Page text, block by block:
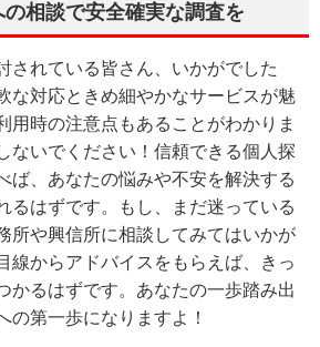
相談で安全確実な調査を
されている皆さん、いかがでした
な対応ときめ細やかなサービスが魅
用時の注意点もあることがわかりま
ないでください！信頼できる個人探
ば、あなたの悩みや不安を解決する
るはずです。もし、まだ迷っている
所や興信所に相談してみてはいかが
線からアドバイスをもらえば、きっ
かるはずです。あなたの一歩踏み出
の第一歩になりますよ！